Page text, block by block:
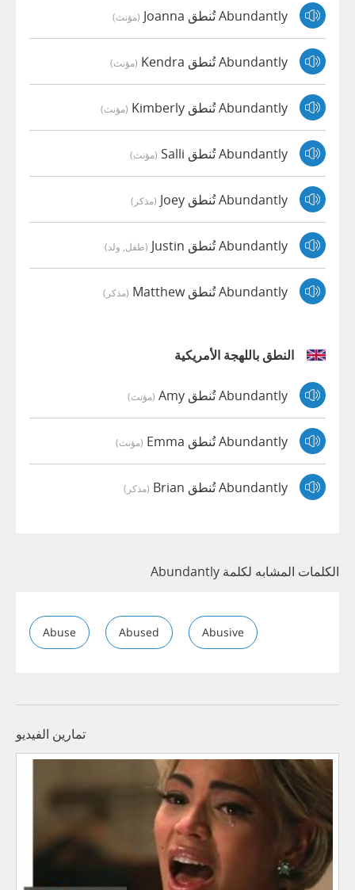
Abundantly تُنطق Joanna (مؤنث)
Abundantly تُنطق Kendra (مؤنث)
Abundantly تُنطق Kimberly (مؤنث)
Abundantly تُنطق Salli (مؤنث)
Abundantly تُنطق Joey (مذكر)
Abundantly تُنطق Justin (طفل, ولد)
Abundantly تُنطق Matthew (مذكر)
النطق باللهجة الأمريكية
Abundantly تُنطق Amy (مؤنث)
Abundantly تُنطق Emma (مؤنث)
Abundantly تُنطق Brian (مذكر)
الكلمات المشابه لكلمة Abundantly
Abuse Abused Abusive
تمارين الفيديو